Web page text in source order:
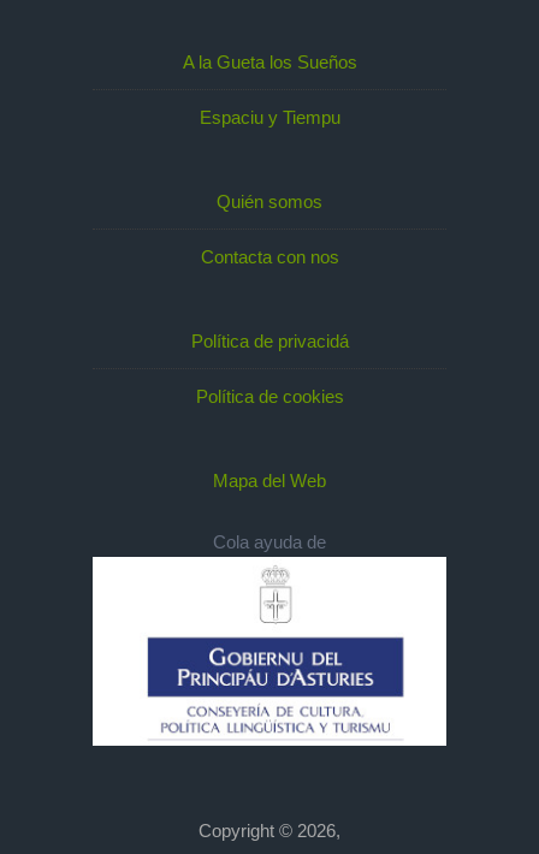
A la Gueta los Sueños
Espaciu y Tiempu
Quién somos
Contacta con nos
Política de privacidá
Política de cookies
Mapa del Web
Cola ayuda de
Copyright © 2026,